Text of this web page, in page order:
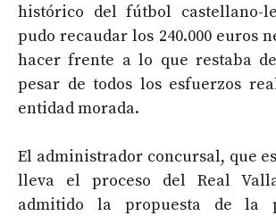
histórico del fútbol castellano-
pudo recaudar los 240.000 euros
hacer frente a lo que restaba
pesar de todos los esfuerzos
entidad morada.
El administrador concursal, que
lleva el proceso del Real
admitido la propuesta de la